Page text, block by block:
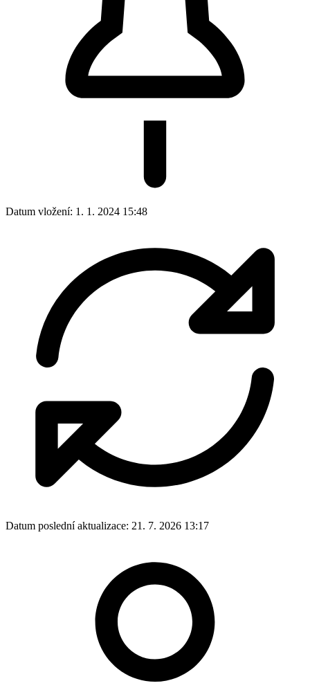
Datum vložení: 1. 1. 2024 15:48
Datum poslední aktualizace: 21. 7. 2026 13:17